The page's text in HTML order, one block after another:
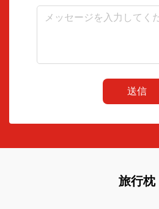
送信
旅行枕